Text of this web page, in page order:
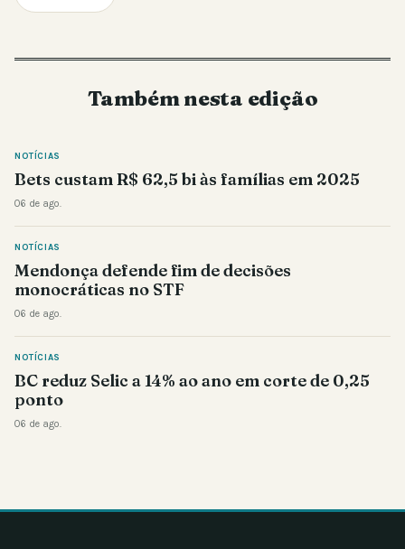
Também nesta edição
NOTÍCIAS
Bets custam R$ 62,5 bi às famílias em 2025
06 de ago.
NOTÍCIAS
Mendonça defende fim de decisões
monocráticas no STF
06 de ago.
NOTÍCIAS
BC reduz Selic a 14% ao ano em corte de 0,25
ponto
06 de ago.